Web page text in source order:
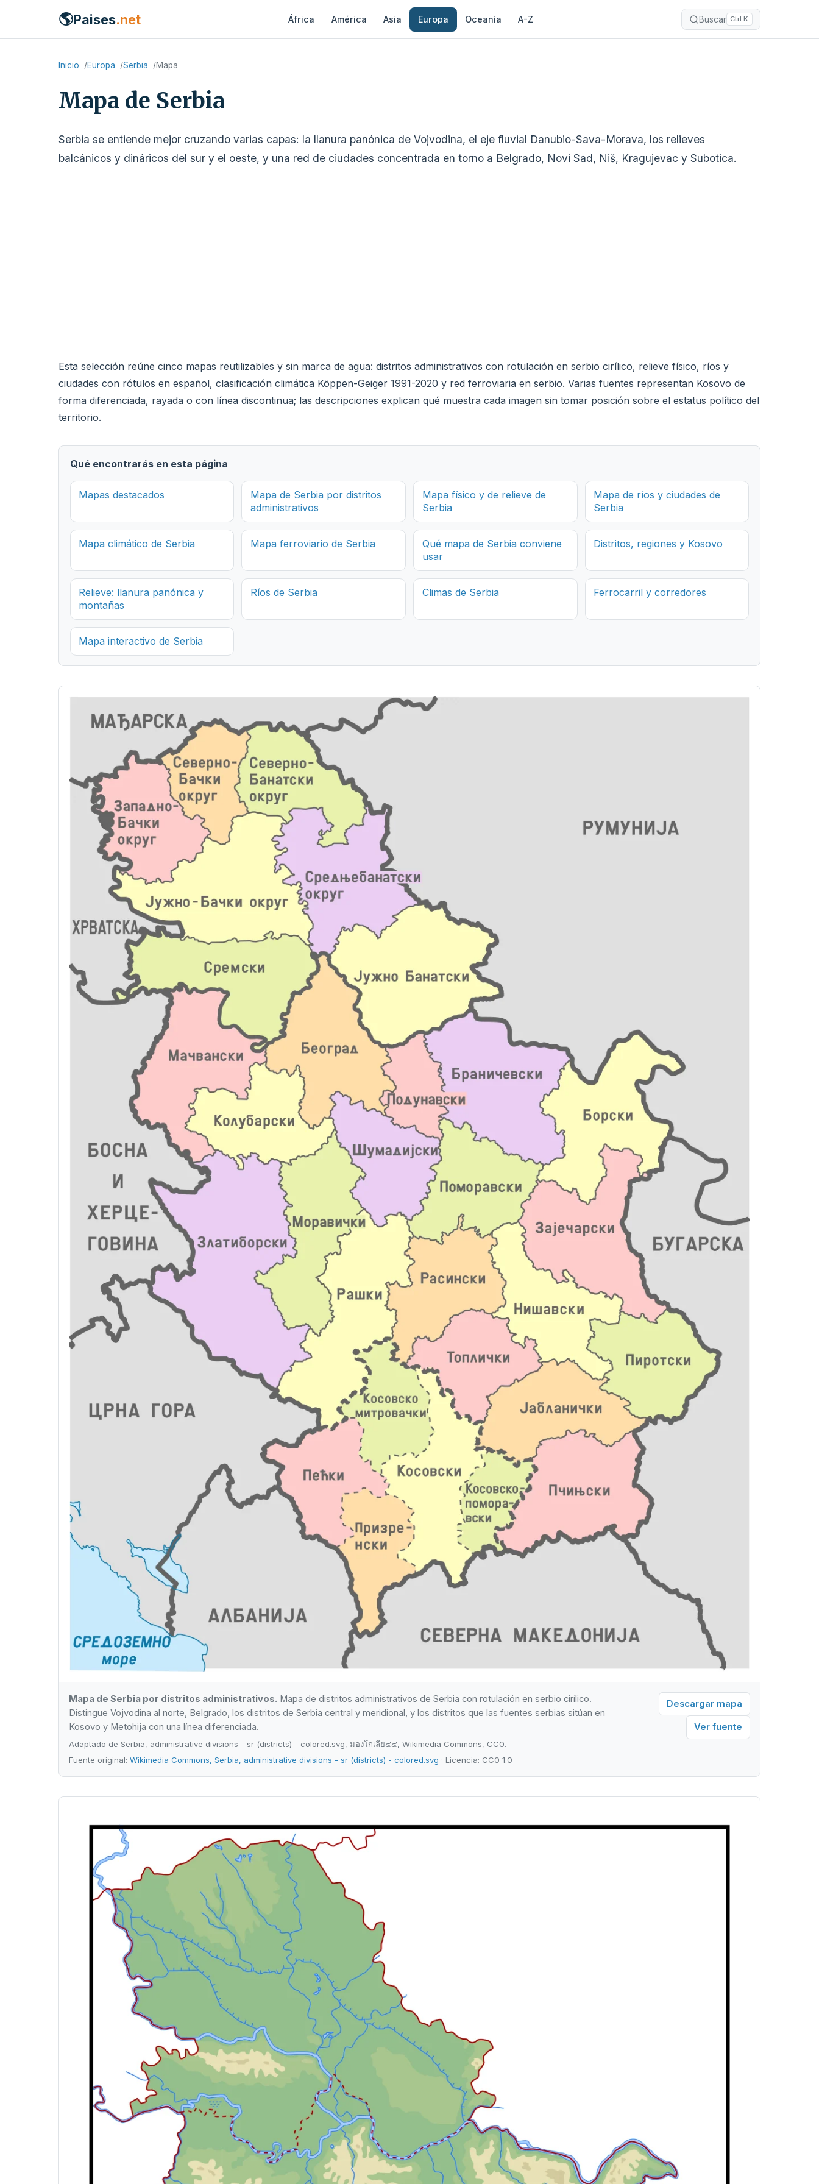
🌎Paises.net África América Asia Europa Oceanía A-Z Buscar Ctrl K
Inicio Europa Serbia Mapa
Mapa de Serbia
Serbia se entiende mejor cruzando varias capas: la llanura panónica de Vojvodina, el eje fluvial Danubio-Sava-Morava, los relieves
balcánicos y dináricos del sur y el oeste, y una red de ciudades concentrada en torno a Belgrado, Novi Sad, Niš, Kragujevac y Subotica.
Esta selección reúne cinco mapas reutilizables y sin marca de agua: distritos administrativos con rotulación en serbio cirílico, relieve físico, ríos y
ciudades con rótulos en español, clasificación climática Köppen-Geiger 1991-2020 y red ferroviaria en serbio. Varias fuentes representan Kosovo de
forma diferenciada, rayada o con línea discontinua; las descripciones explican qué muestra cada imagen sin tomar posición sobre el estatus político del
territorio.
Qué encontrarás en esta página
Mapas destacados
Mapa de Serbia por distritos
administrativos
Mapa físico y de relieve de
Serbia
Mapa de ríos y ciudades de
Serbia
Mapa climático de Serbia Mapa ferroviario de Serbia
Qué mapa de Serbia conviene
usar
Distritos, regiones y Kosovo
Relieve: llanura panónica y
montañas
Ríos de Serbia Climas de Serbia Ferrocarril y corredores
Mapa interactivo de Serbia
Mapa de Serbia por distritos administrativos. Mapa de distritos administrativos de Serbia con rotulación en serbio cirílico.
Distingue Vojvodina al norte, Belgrado, los distritos de Serbia central y meridional, y los distritos que las fuentes serbias sitúan en
Kosovo y Metohija con una línea diferenciada.
Adaptado de Serbia, administrative divisions - sr (districts) - colored.svg, มองโกเลีย๔๔, Wikimedia Commons, CC0.
Fuente original: Wikimedia Commons, Serbia, administrative divisions - sr (districts) - colored.svg · Licencia: CC0 1.0
Descargar mapa
Ver fuente